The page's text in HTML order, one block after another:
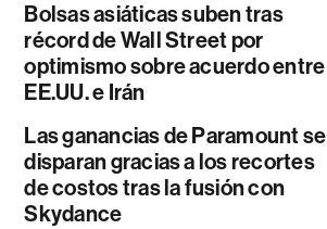
Bolsas asiáticas suben tras
récord de Wall Street por
optimismo sobre acuerdo entre
EE.UU. e Irán
Las ganancias de Paramount se
disparan gracias a los recortes
de costos tras la fusión con
Skydance